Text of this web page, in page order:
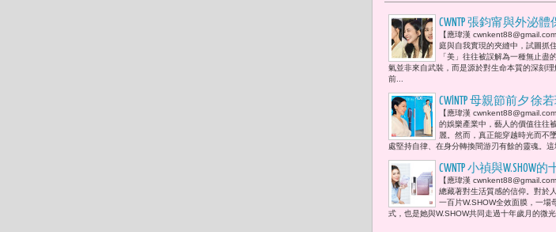
CWNTP 張鈞甯與外泌體
對話：自律，是給予
--「在繁複的世界裡
流。」
【應瑋漢
庭與自我實現的夾縫中，試圖抓
「美」往往被誤解為一種無止盡
氣並非來自武裝，而是源於對生命本質的深刻
前...
CWlNTP 母親節前夕 徐
優雅自律 90 秒的JUBI
（Me Time）」時光裡
的新境界
【應瑋漢
的娛樂產業中，藝人的價值往往
麗。然而，真正能穿越時光而不
處堅持自律、在身分轉換間游刃有餘的靈魂。這
CWNTP 小禎與W.SHOW
片面膜隨行 南法曬後
【應瑋漢
總藏著對生活質感的信仰。對於
一百片W.SHOW全效面膜，一場
式，也是她與W.SHOW共同走過十年歲月的微光